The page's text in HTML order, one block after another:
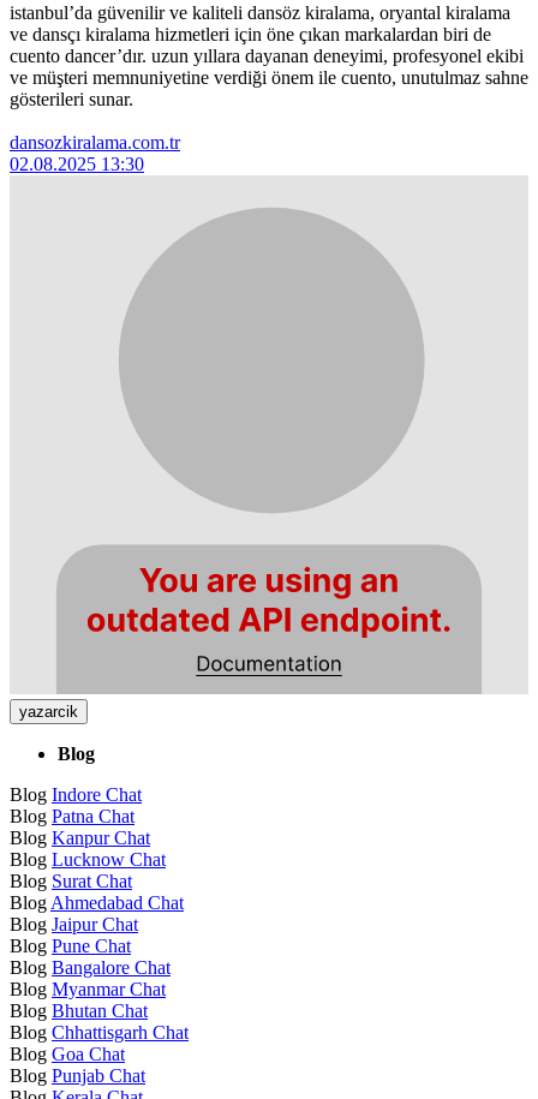
istanbul’da güvenilir ve kaliteli dansöz kiralama, oryantal kiralama
ve dansçı kiralama hizmetleri için öne çıkan markalardan biri de
cuento dancer’dır. uzun yıllara dayanan deneyimi, profesyonel ekibi
ve müşteri memnuniyetine verdiği önem ile cuento, unutulmaz sahne
gösterileri sunar.
dansozkiralama.com.tr
02.08.2025 13:30
yazarcik
Blog
Blog Indore Chat
Blog Patna Chat
Blog Kanpur Chat
Blog Lucknow Chat
Blog Surat Chat
Blog Ahmedabad Chat
Blog Jaipur Chat
Blog Pune Chat
Blog Bangalore Chat
Blog Myanmar Chat
Blog Bhutan Chat
Blog Chhattisgarh Chat
Blog Goa Chat
Blog Punjab Chat